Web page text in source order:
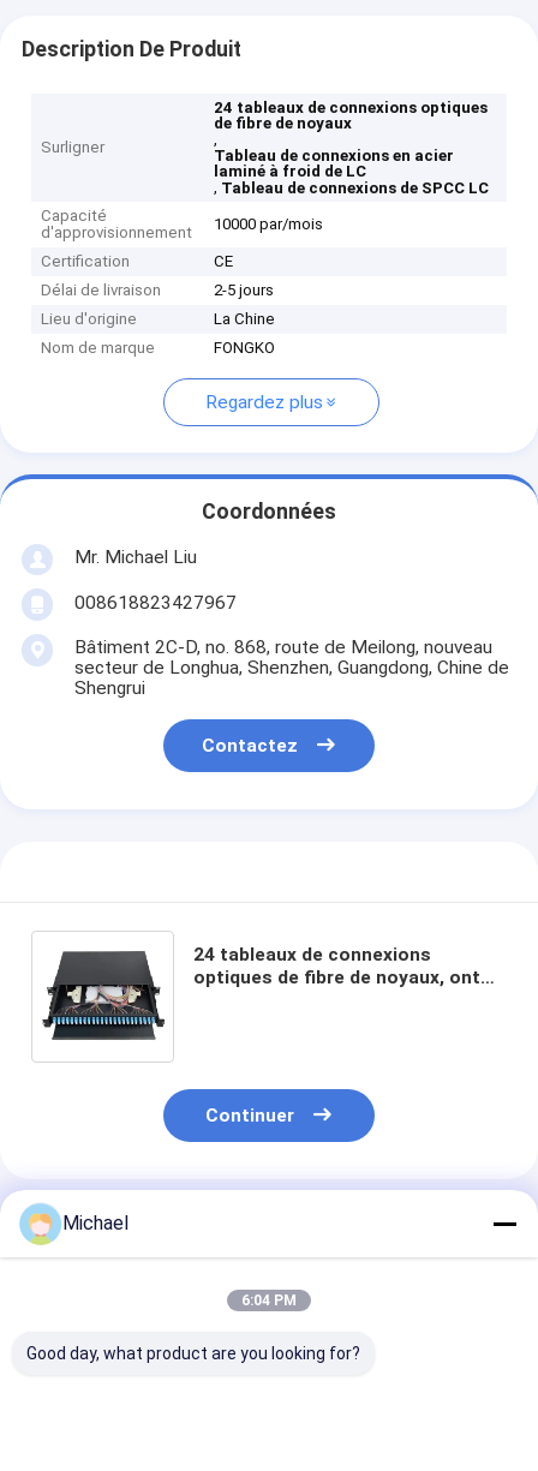
Description De Produit
Surligner
24 tableaux de connexions optiques
de fibre de noyaux
,
Tableau de connexions en acier
laminé à froid de LC
, Tableau de connexions de SPCC LC
Capacité
d'approvisionnement
10000 par/mois
Certification
CE
Délai de livraison
2-5 jours
Lieu d'origine
La Chine
Nom de marque
FONGKO
Regardez plus
Coordonnées
Mr. Michael Liu
008618823427967
Bâtiment 2C-D, no. 868, route de Meilong, nouveau
secteur de Longhua, Shenzhen, Guangdong, Chine de
Shengrui
Contactez
24 tableaux de connexions
optiques de fibre de noyaux, ont
Continuer
Produits Recommandés
Michael
6:04 PM
Good day, what product are you looking for?